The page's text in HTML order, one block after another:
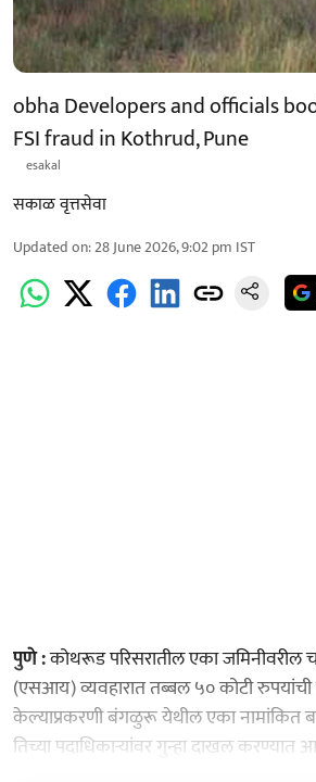
obha Developers and officials
FSI fraud in Kothrud, Pune
esakal
सकाळ वृत्तसेवा
Updated on:28 June 2026, 9:02 pm IST
पुणे :कोथरूड परिसरातील एका जमिनीवरील
(एसआय) व्यवहारात तब्बल ५० कोटी
केल्याप्रकरणी बंगळुरू येथील एका नामांकित
तिच्या पदाधिकाऱ्यांवर गुन्हा दाखल करण्यात